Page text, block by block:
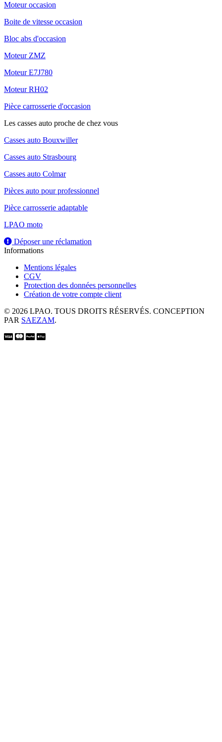
Moteur occasion
Boite de vitesse occasion
Bloc abs d'occasion
Moteur ZMZ
Moteur E7J780
Moteur RH02
Pièce carrosserie d'occasion
Les casses auto proche de chez vous
Casses auto Bouxwiller
Casses auto Strasbourg
Casses auto Colmar
Pièces auto pour professionnel
Pièce carrosserie adaptable
LPAO moto
Déposer une réclamation
Informations
Mentions légales
CGV
Protection des données personnelles
Création de votre compte client
© 2026 LPAO. TOUS DROITS RÉSERVÉS. CONCEPTION
PAR SAEZAM.